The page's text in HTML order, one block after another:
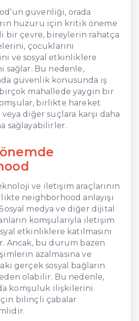
güvenliği, orada
huzuru için kritik öneme
bir çevre, bireylerin rahatça
çocuklarını
ve sosyal etkinliklere
sağlar. Bu nedenle,
güvenlik konusunda iş
mahallede yaygın bir
birlikte hareket
veya diğer suçlara karşı daha
sağlayabilirler.
ve iletişim araçlarının
neighborhood anlayışı
medya ve diğer dijital
komşularıyla iletişim
etkinliklere katılmasını
Ancak, bu durum bazen
azalmasına ve
gerçek sosyal bağların
olabilir. Bu nedenle,
komşuluk ilişkilerini
bilinçli çabalar